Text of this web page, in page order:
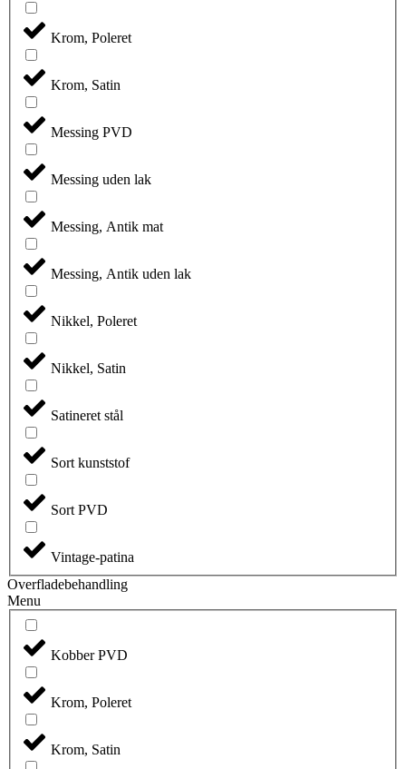
Krom, Poleret
Krom, Satin
Messing PVD
Messing uden lak
Messing, Antik mat
Messing, Antik uden lak
Nikkel, Poleret
Nikkel, Satin
Satineret stål
Sort kunststof
Sort PVD
Vintage-patina
Overfladebehandling
Menu
Kobber PVD
Krom, Poleret
Krom, Satin